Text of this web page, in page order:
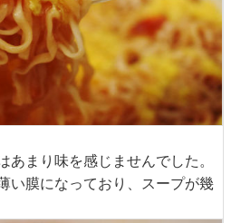
あまり味を感じませんでした。
い膜になっており、スープが幾